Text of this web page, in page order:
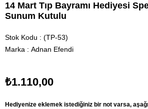
14 Mart Tıp Bayramı Hediyesi
Sunum Kutulu
Stok Kodu
(TP-53)
Marka : Adnan Efendi
₺1.110,00
Hediyenize eklemek istediğiniz bir not varsa,